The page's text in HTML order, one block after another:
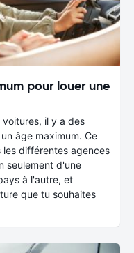
pour louer une
il y a des
âge maximum. Ce
les différentes agences
seulement d'une
à l'autre, et
que tu souhaites